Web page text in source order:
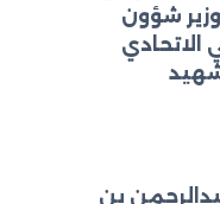
شؤون
الاتحادي
بن